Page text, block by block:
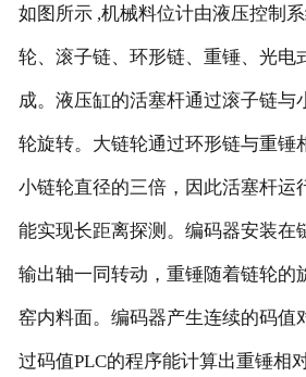
如图所示 ,机械料位计由液压控制
轮、滚子链、环形链、重锤、光电
成。液压缸的活塞杆通过滚子链与
轮旋转。大链轮通过环形链与重锤
小链轮直径的三倍，因此活塞杆运
能实现长距离探测。编码器安装在
输出轴一同转动，重锤随着链轮的
窑内料面。编码器产生连续的码值
过码值PLC的程序能计算出重锤相